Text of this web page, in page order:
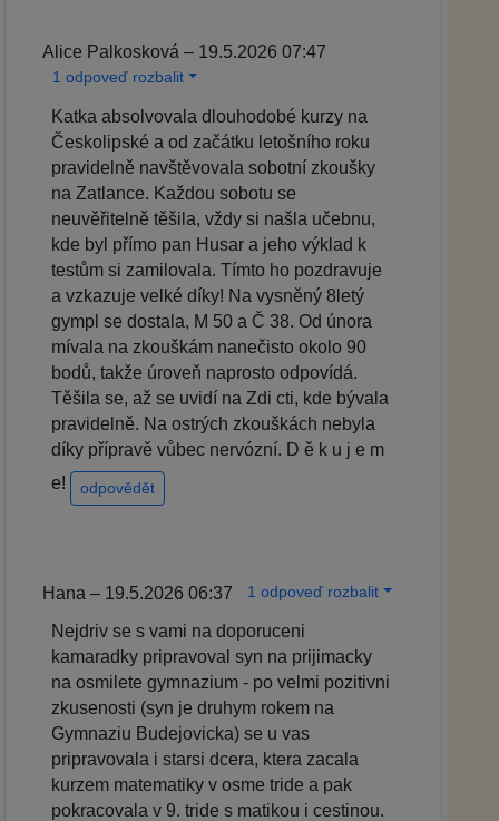
Alice Palkosková – 19.5.2026 07:47
1 odpoveď rozbalit
Katka absolvovala dlouhodobé kurzy na
Českolipské a od začátku letošního roku
pravidelně navštěvovala sobotní zkoušky
na Zatlance. Každou sobotu se
neuvěřitelně těšila, vždy si našla učebnu,
kde byl přímo pan Husar a jeho výklad k
testům si zamilovala. Tímto ho pozdravuje
a vzkazuje velké díky! Na vysněný 8letý
gympl se dostala, M 50 a Č 38. Od února
mívala na zkouškám nanečisto okolo 90
bodů, takže úroveň naprosto odpovídá.
Těšila se, až se uvidí na Zdi cti, kde bývala
pravidelně. Na ostrých zkouškách nebyla
díky přípravě vůbec nervózní. D ě k u j e m
e!
odpovědět
Hana – 19.5.2026 06:37 1 odpoveď rozbalit
Nejdriv se s vami na doporuceni
kamaradky pripravoval syn na prijimacky
na osmilete gymnazium - po velmi pozitivni
zkusenosti (syn je druhym rokem na
Gymnaziu Budejovicka) se u vas
pripravovala i starsi dcera, ktera zacala
kurzem matematiky v osme tride a pak
pokracovala v 9. tride s matikou i cestinou.